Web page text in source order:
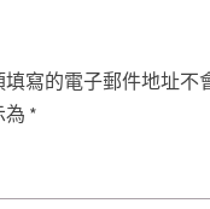
寫的電子郵件地址不
為 *